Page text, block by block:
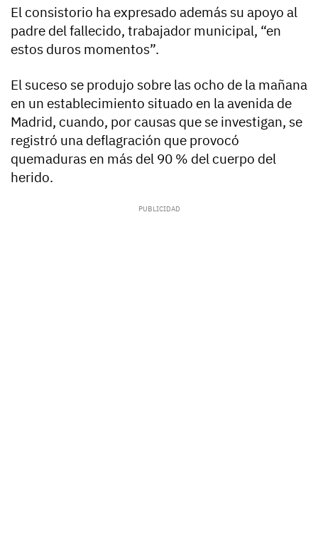
El consistorio ha expresado además su apoyo al
padre del fallecido, trabajador municipal, “en
estos duros momentos”.
El suceso se produjo sobre las ocho de la mañana
en un establecimiento situado en la avenida de
Madrid, cuando, por causas que se investigan, se
registró una deflagración que provocó
quemaduras en más del 90 % del cuerpo del
herido.